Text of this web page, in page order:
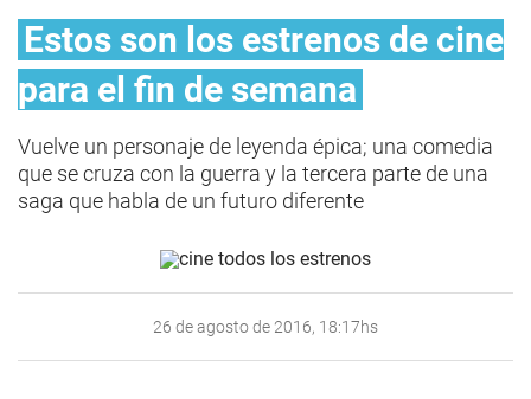
Estos son los estrenos de cine
para el fin de semana
Vuelve un personaje de leyenda épica; una comedia
que se cruza con la guerra y la tercera parte de una
saga que habla de un futuro diferente
26 de agosto de 2016, 18:17hs